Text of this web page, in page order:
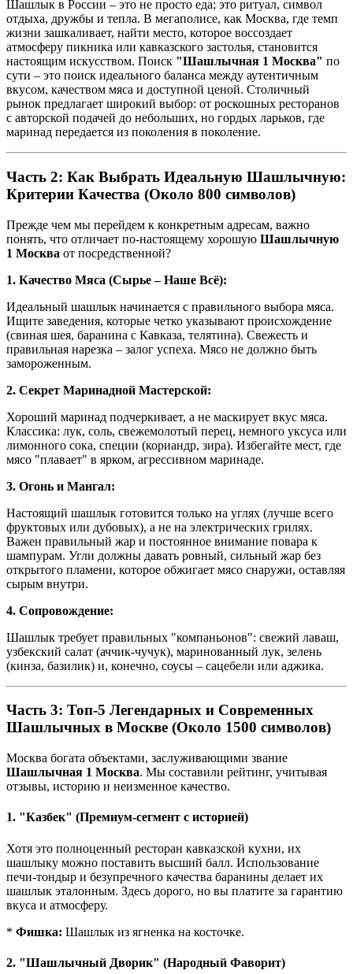
Шашлык в России – это не просто еда; это ритуал, символ
отдыха, дружбы и тепла. В мегаполисе, как Москва, где темп
жизни зашкаливает, найти место, которое воссоздает
атмосферу пикника или кавказского застолья, становится
настоящим искусством. Поиск "Шашлычная 1 Москва" по
сути – это поиск идеального баланса между аутентичным
вкусом, качеством мяса и доступной ценой. Столичный
рынок предлагает широкий выбор: от роскошных ресторанов
с авторской подачей до небольших, но гордых ларьков, где
маринад передается из поколения в поколение.
Часть 2: Как Выбрать Идеальную Шашлычную:
Критерии Качества (Около 800 символов)
Прежде чем мы перейдем к конкретным адресам, важно
понять, что отличает по-настоящему хорошую Шашлычную
1 Москва от посредственной?
1. Качество Мяса (Сырье – Наше Всё):
Идеальный шашлык начинается с правильного выбора мяса.
Ищите заведения, которые четко указывают происхождение
(свиная шея, баранина с Кавказа, телятина). Свежесть и
правильная нарезка – залог успеха. Мясо не должно быть
замороженным.
2. Секрет Маринадной Мастерской:
Хороший маринад подчеркивает, а не маскирует вкус мяса.
Классика: лук, соль, свежемолотый перец, немного уксуса или
лимонного сока, специи (кориандр, зира). Избегайте мест, где
мясо "плавает" в ярком, агрессивном маринаде.
3. Огонь и Мангал:
Настоящий шашлык готовится только на углях (лучше всего
фруктовых или дубовых), а не на электрических грилях.
Важен правильный жар и постоянное внимание повара к
шампурам. Угли должны давать ровный, сильный жар без
открытого пламени, которое обжигает мясо снаружи, оставляя
сырым внутри.
4. Сопровождение:
Шашлык требует правильных "компаньонов": свежий лаваш,
узбекский салат (аччик-чучук), маринованный лук, зелень
(кинза, базилик) и, конечно, соусы – сацебели или аджика.
Часть 3: Топ-5 Легендарных и Современных
Шашлычных в Москве (Около 1500 символов)
Москва богата объектами, заслуживающими звание
Шашлычная 1 Москва. Мы составили рейтинг, учитывая
отзывы, историю и неизменное качество.
1. "Казбек" (Премиум-сегмент с историей)
Хотя это полноценный ресторан кавказской кухни, их
шашлыку можно поставить высший балл. Использование
печи-тондыр и безупречного качества баранины делает их
шашлык эталонным. Здесь дорого, но вы платите за гарантию
вкуса и атмосферу.
* Фишка: Шашлык из ягненка на косточке.
2. "Шашлычный Дворик" (Народный Фаворит)